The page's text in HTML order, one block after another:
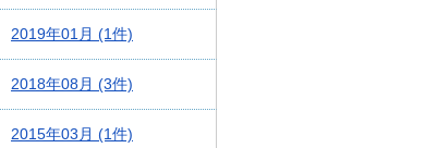
2019年01月 (1件)
2018年08月 (3件)
2015年03月 (1件)